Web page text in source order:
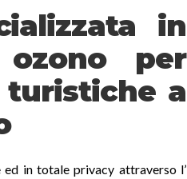
in
per
a
in totale privacy attraverso l’